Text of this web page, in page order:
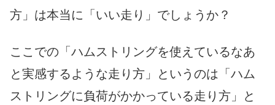
方」は本当に「いい走り」でしょうか？
ここでの「ハムストリングを使えているなあ
と実感するような走り方」というのは「ハム
ストリングに負荷がかかっている走り方」と